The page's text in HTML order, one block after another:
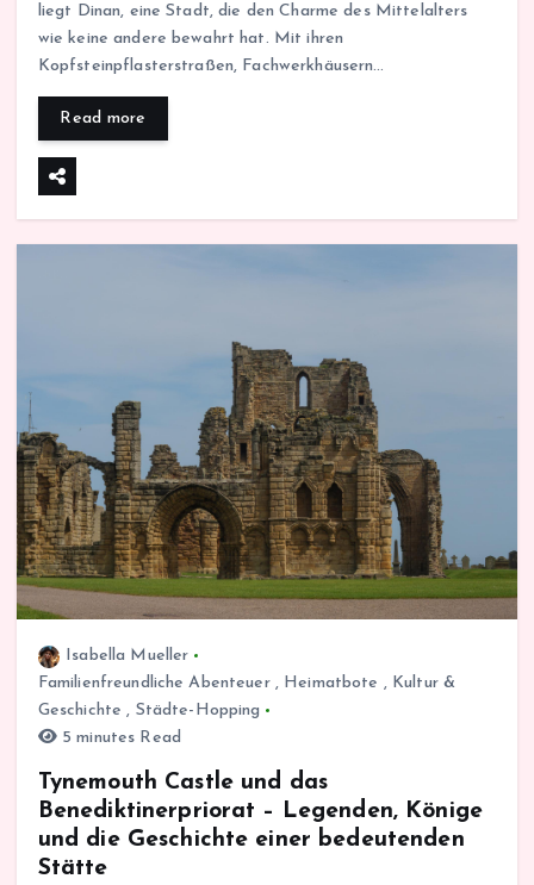
liegt Dinan, eine Stadt, die den Charme des Mittelalters
wie keine andere bewahrt hat. Mit ihren
Kopfsteinpflasterstraßen, Fachwerkhäusern…
Read more
Isabella Mueller
Familienfreundliche Abenteuer, Heimatbote , Kultur &
Geschichte , Städte-Hopping
5 minutes Read
Tynemouth Castle und das
Benediktinerpriorat – Legenden, Könige
und die Geschichte einer bedeutenden
Stätte